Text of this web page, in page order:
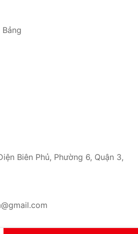
Biên Phủ, Phường 6, Quận 3,